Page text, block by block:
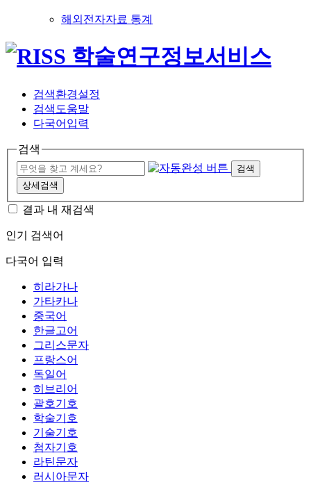
해외전자자료 통계
검색환경설정
검색도움말
다국어입력
검색
검색
상세검색
결과 내 재검색
인기 검색어
다국어 입력
히라가나
가타카나
중국어
한글고어
그리스문자
프랑스어
독일어
히브리어
괄호기호
학술기호
기술기호
첨자기호
라틴문자
러시아문자